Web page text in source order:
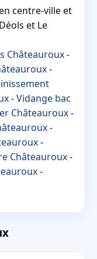
centre-ville et
et Le
Châteauroux-
-
-Vidange bac
Châteauroux-
-
-
Châteauroux-
-